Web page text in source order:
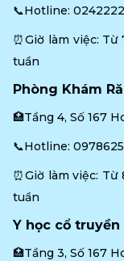
📞Hotline:
⏰Giờ làm việc:
tuần
Phòng Khám
🏥Tầng 4, Số 167
📞Hotline:
⏰Giờ làm việc:
tuần
Y học cổ
🏥Tầng 3, Số 167